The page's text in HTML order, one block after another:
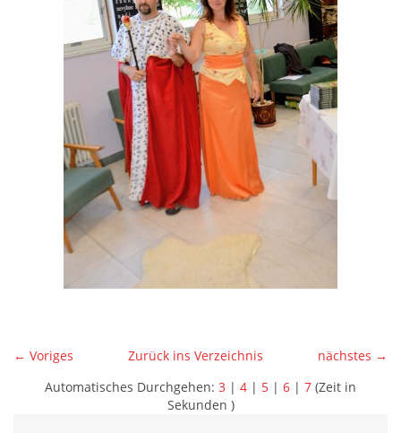
Nach oben ↑
← Voriges nächstes →
Zurück ins Verzeichnis
Automatisches Durchgehen: 3 | 4 | 5 | 6 | 7 (Zeit in
Sekunden )